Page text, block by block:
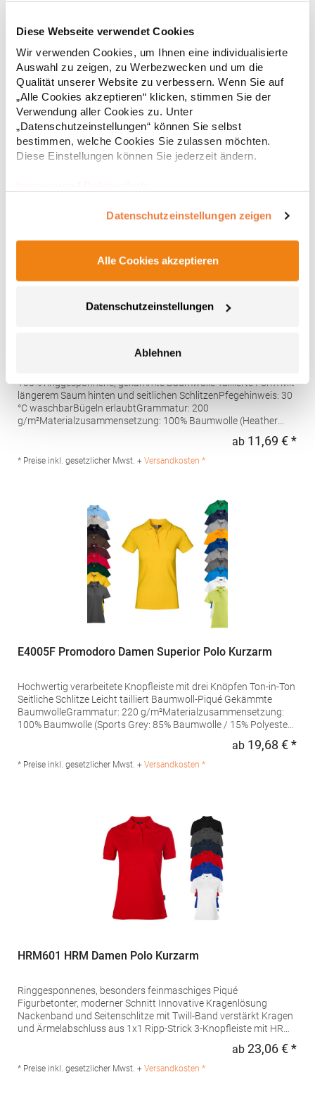
Diese Webseite verwendet Cookies
Wir verwenden Cookies, um Ihnen eine individualisierte
Auswahl zu zeigen, zu Werbezwecken und um die
Qualität unserer Website zu verbessern. Wenn Sie auf
„Alle Cookies akzeptieren“ klicken, stimmen Sie der
Verwendung aller Cookies zu. Unter
„Datenschutzeinstellungen“ können Sie selbst
bestimmen, welche Cookies Sie zulassen möchten.
Diese Einstellungen können Sie jederzeit ändern.
Datenschutzeinstellungen zeigen
Alle Cookies akzeptieren
Datenschutzeinstellungen
Ablehnen
Tailliertes Kurzarm-Poloshirt für Damen aus zertifizierter Bio-
Baumwolle Kragen und Ärmelbündchen aus 1x1-Rippe
Knopfleiste mit zwei Knöpfen Verstärkte Nahtabdeckung am
Kragen Seitenschlitze am Saum Herausreißbares
LabelPfegehinweis: 40 °C waschbarBügeln erlaubtGrammatur:
210 g/m²Materialzusammensetzung: 100% Baumwolle (Heather
Grey: 85% Baumwolle / 15% Viskose)Angaben zur
Spanien E-Mail: info@gorfactory.es
ab12,55 € *
* Preise inkl. gesetzlicher Mwst. +Versandkosten *
AQ020 Asquith & Fox Damen klassisches Polo
100% ringgesponnene, gekämmte Baumwolle Taillierte Form Mit
längerem Saum hinten und seitlichen SchlitzenPfegehinweis: 30
°C waschbarBügeln erlaubtGrammatur: 200
g/m²Materialzusammensetzung: 100% Baumwolle (Heather
Naas Road Bus. Park Naas Road Dublin D12 ER80 ROI Irland E-
ab 11,69 € *
* Preise inkl. gesetzlicher Mwst. + Versandkosten *
E4005F Promodoro Damen Superior Polo Kurzarm
Hochwertig verarbeitete Knopfleiste mit drei Knöpfen Ton-in-Ton
Seitliche Schlitze Leicht tailliert Baumwoll-Piqué Gekämmte
BaumwolleGrammatur: 220 g/m²Materialzusammensetzung:
100% Baumwolle (Sports Grey: 85% Baumwolle / 15% Polyester),
Produktsicherheit: Herst.-Nr.: 4005FHersteller: Promodoro
Fashion GmbH Am Gatherhof 57 40472 Düsseldorf Deutschland
ab 19,68 € *
* Preise inkl. gesetzlicher Mwst. + Versandkosten *
HRM601 HRM Damen Polo Kurzarm
Ringgesponnenes, besonders feinmaschiges Piqué
Figurbetonter, moderner Schnitt Innovative Kragenlösung
Nackenband und Seitenschlitze mit Twill-Band verstärkt Kragen
und Ärmelabschluss aus 1x1 Ripp-Strick 3-Knopfleiste mit HRM-
waschbarTrockner geeignetGrammatur: 180
ab 23,06 € *
* Preise inkl. gesetzlicher Mwst. + Versandkosten *